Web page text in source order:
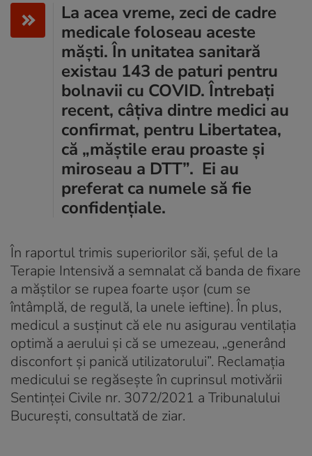
La acea vreme, zeci de cadre
medicale foloseau aceste
măşti. În unitatea sanitară
existau 143 de paturi pentru
bolnavii cu COVID. Întrebați
recent, câțiva dintre medici au
confirmat, pentru Libertatea,
că „măştile erau proaste şi
miroseau a DTT”. Ei au
preferat ca numele să fie
confidențiale.
În raportul trimis superiorilor săi, şeful de la
Terapie Intensivă a semnalat că banda de fixare
a măştilor se rupea foarte ușor (cum se
întâmplă, de regulă, la unele ieftine). În plus,
medicul a susținut că ele nu asigurau ventilația
optimă a aerului și că se umezeau, „generând
disconfort și panică utilizatorului”. Reclamația
medicului se regăsește în cuprinsul motivării
Sentinței Civile nr. 3072/2021 a Tribunalului
București, consultată de ziar.